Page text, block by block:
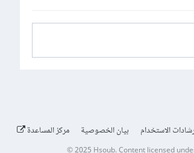
الاستخدام بيان الخصوصية مركز المساعدة